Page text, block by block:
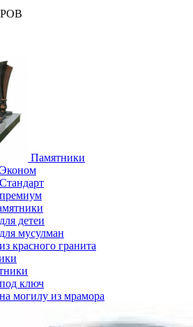
Памятники
детеи
мусулман
красного гранита
ключ
могилу из мрамора